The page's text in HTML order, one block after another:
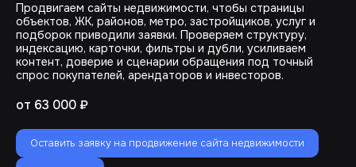
Продвигаем сайты недвижимости, чтобы страницы
объектов, ЖК, районов, метро, застройщиков, услуг и
подборок приводили заявки. Проверяем структуру,
индексацию, карточки, фильтры и дубли, усиливаем
контент, доверие и сценарии обращения под точный
спрос покупателей, арендаторов и инвесторов.
от 63 000 ₽
Оставить заявку на продвижение сайта недвижимости